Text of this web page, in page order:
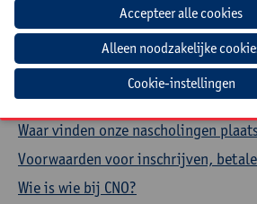
Hoe aanmelden en inschrijven via
Hoe een evaluatieformulier invullen?
Hoe een aanwezigheidsattest
Hoe je profiel aanpassen?
Waar vinden onze nascholingen
Voorwaarden voor inschrijven,
Wie is wie bij CNO?
Cookie-instellingen